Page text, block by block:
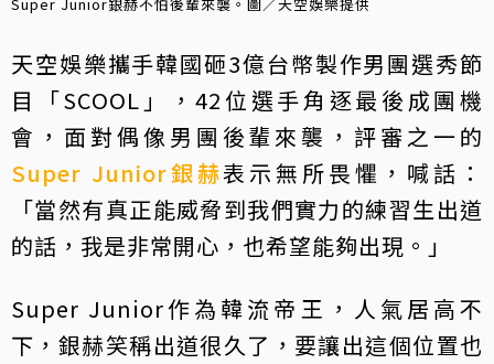
天空娛樂攜手韓國砸3億台幣製作男團選秀節
目「SCOOL」，42位選手角逐最後成團機
會，面對偶像男團後輩來襲，評審之一的
Super Junior銀赫表示無所畏懼，喊話：
「當然有真正能威脅到我們實力的練習生出道
的話，我是非常開心，也希望能夠出現。」
Super Junior作為韓流帝王，人氣居高不
下，銀赫笑稱出道很久了，要讓出這個位置也